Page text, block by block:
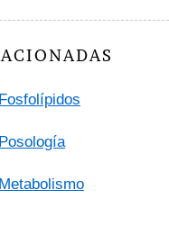
Fosfolípidos
Posología
Metabolismo